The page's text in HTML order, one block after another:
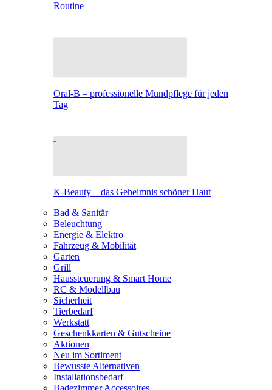
Routine
Oral-B – professionelle Mundpflege für jeden
Tag
K-Beauty – das Geheimnis schöner Haut
Bad & Sanitär
Beleuchtung
Energie & Elektro
Fahrzeug & Mobilität
Garten
Grill
Haussteuerung & Smart Home
RC & Modellbau
Sicherheit
Tierbedarf
Werkstatt
Geschenkkarten & Gutscheine
Aktionen
Neu im Sortiment
Bewusste Alternativen
Installationsbedarf
Badezimmer Accessoires